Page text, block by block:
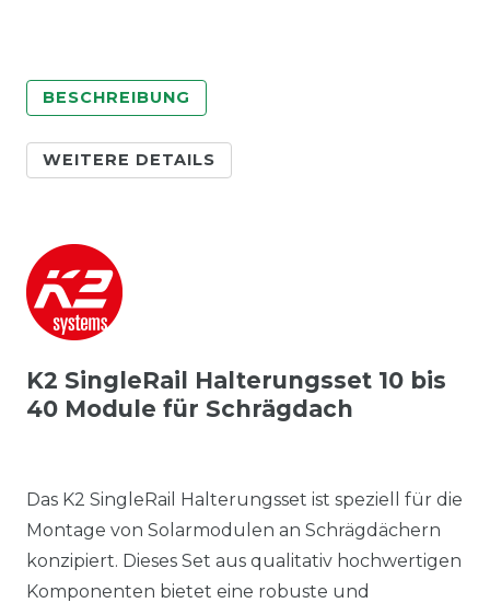
BESCHREIBUNG
WEITERE DETAILS
K2 SingleRail Halterungsset 10 bis
40 Module für Schrägdach
Das K2 SingleRail Halterungsset ist speziell für die
Montage von Solarmodulen an Schrägdächern
konzipiert. Dieses Set aus qualitativ hochwertigen
Komponenten bietet eine robuste und